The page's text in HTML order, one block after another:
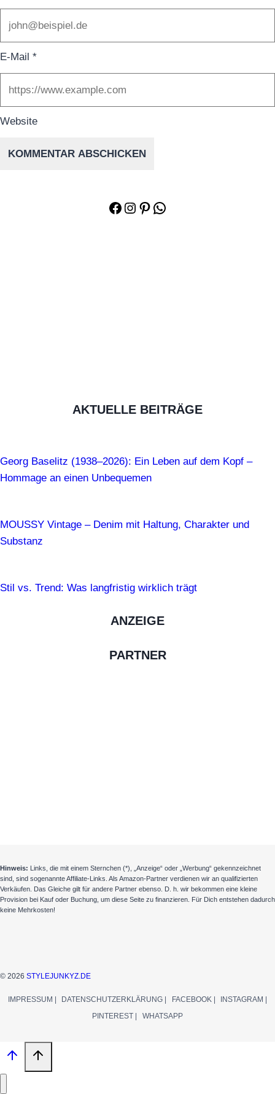
E-Mail *
Website
Facebook
Instagram
Pinterest
WhatsApp
AKTUELLE BEITRÄGE
Georg Baselitz (1938–2026): Ein Leben auf dem Kopf –
Hommage an einen Unbequemen
MOUSSY Vintage – Denim mit Haltung, Charakter und
Substanz
Stil vs. Trend: Was langfristig wirklich trägt
ANZEIGE
PARTNER
Hinweis: Links, die mit einem Sternchen (*), „Anzeige“ oder „Werbung“ gekennzeichnet
sind, sind sogenannte Affiliate-Links. Als Amazon-Partner verdienen wir an qualifizierten
Verkäufen. Das Gleiche gilt für andere Partner ebenso. D. h. wir bekommen eine kleine
Provision bei Kauf oder Buchung, um diese Seite zu finanzieren. Für Dich entstehen dadurch
keine Mehrkosten!
© 2026 STYLEJUNKYZ.DE
IMPRESSUM | DATENSCHUTZERKLÄRUNG | FACEBOOK |
INSTAGRAM |
PINTEREST |
WHATSAPP